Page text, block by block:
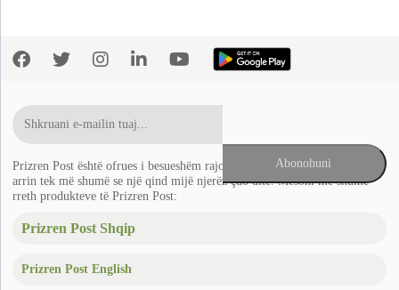
Prizren Post është ofrues i besueshëm rajonal i lajmeve në Ballkan që
arrin tek më shumë se një qind mijë njerëz çdo ditë. Mësoni më shumë
rreth produkteve të Prizren Post:
Prizren Post Shqip
Prizren Post English